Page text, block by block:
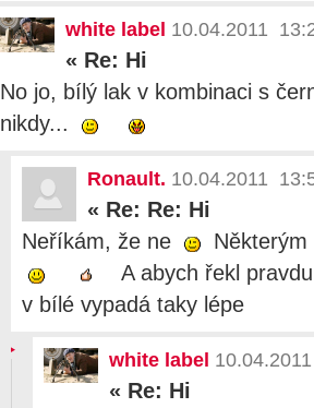
white label 10.04.2011
« Re: Hi
No jo, bílý lak v kombinaci s
nikdy...
Ronault. 10.04.2011
« Re: Re: Hi
Neříkám, že ne
A abych řekl
v bílé vypadá taky lépe
white label
« Re: Hi